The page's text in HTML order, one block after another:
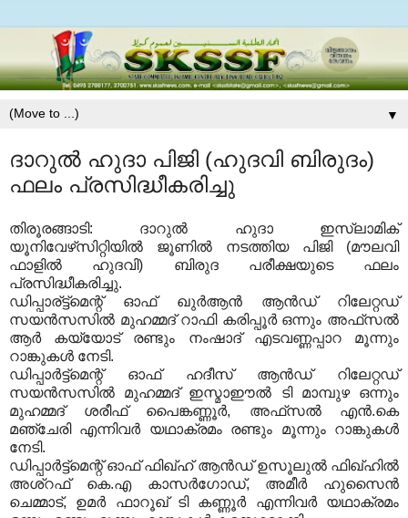
▼
ദാറുല്‍ ഹുദാ പിജി (ഹുദവി ബിരുദം)
ഫലം പ്രസിദ്ധീകരിച്ചു
തിരൂരങ്ങാടി: ദാറുല്‍ ഹുദാ ഇസ്‌ലാമിക്
യൂനിവേഴ്‌സിറ്റിയില്‍ ജൂണില്‍ നടത്തിയ പിജി (മൗലവി
ഫാളില്‍ ഹുദവി) ബിരുദ പരീക്ഷയുടെ ഫലം
പ്രസിദ്ധീകരിച്ചു.
ഡിപ്പാര്ട്ട്‌മെന്റ് ഓഫ് ഖുര്‍ആന്‍ ആന്‍ഡ് റിലേറ്റഡ്
സയന്‍സസില്‍ മുഹമ്മദ് റാഫി കരിപ്പൂര്‍ ഒന്നും അഫ്‌സല്‍
ആര്‍ കയ്യോട് രണ്ടും നംഷാദ് എടവണ്ണപ്പാറ മൂന്നും
റാങ്കുകള്‍ നേടി.
ഡിപ്പാര്‍ട്ട്‌മെന്റ് ഓഫ് ഹദീസ് ആന്‍ഡ് റിലേറ്റഡ്
സയന്‍സസില്‍ മുഹമ്മദ് ഇസ്മാഈല്‍ ടി മാമ്പുഴ ഒന്നും
മുഹമ്മദ് ശരീഫ് പൈങ്കണ്ണൂര്‍, അഫ്‌സല്‍ എന്‍.കെ
മഞ്ചേരി എന്നിവര്‍ യഥാക്രമം രണ്ടും മൂന്നും റാങ്കുകള്‍
നേടി.
ഡിപ്പാര്‍ട്ട്‌മെന്റ് ഓഫ് ഫിഖ്ഹ് ആന്‍ഡ് ഉസൂലുല്‍ ഫിഖ്ഹില്‍
അശ്‌റഫ് കെ.എ കാസര്‍ഗോഡ്, അമീര്‍ ഹുസൈന്‍
ചെമ്മാട്, ഉമര്‍ ഫാറൂഖ് ടി കണ്ണൂര്‍ എന്നിവര്‍ യഥാക്രമം